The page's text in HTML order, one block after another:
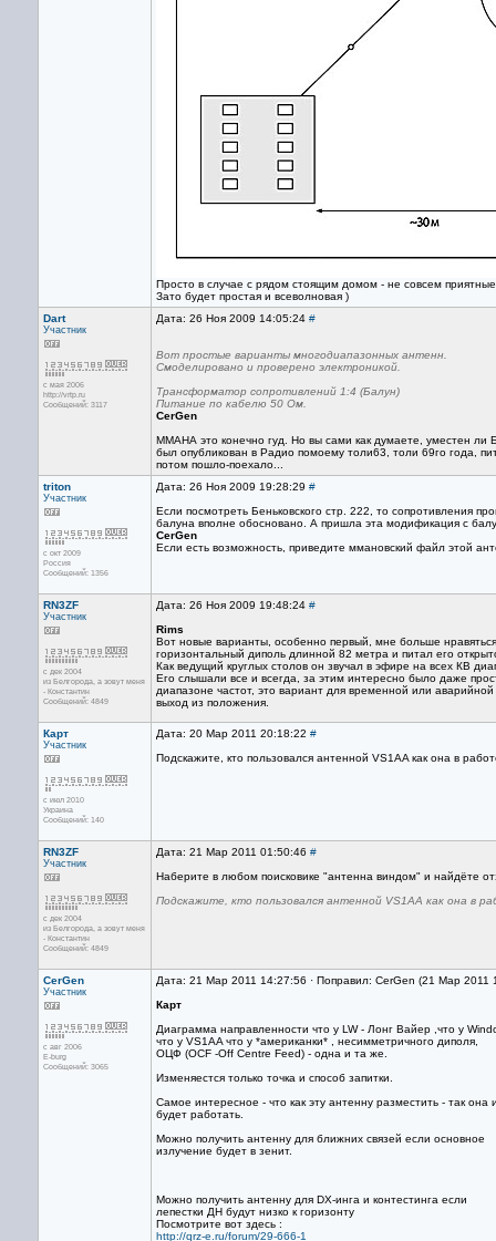
Просто в случае с рядом стоящим домом - не совсем
Зато будет простая и всеволновая )
Dart
Участник
с мая 2006
http://vrtp.ru
Сообщений: 3117
Дата: 26 Ноя 2009 14:05:24 #
Вот простые варианты многодиапазонных антенн.
Смоделировано и проверено электроникой.
Трансформатор сопротивлений 1:4 (Балун)
Питание по кабелю 50 Ом.
CerGen
ММАНА это конечно гуд. Но вы сами как думаете, уместен ли
был опубликован в Радио помоему толи63, толи 69го года,
потом пошло-поехало...
triton
Участник
с окт 2009
Россия
Сообщений: 1356
Дата: 26 Ноя 2009 19:28:29 #
Если посмотреть Беньковского стр. 222, то сопротивления
балуна вполне обосновано. А пришла эта модификация с
CerGen
Если есть возможность, приведите ммановский файл этой
RN3ZF
Участник
с дек 2004
из Белгорода, а зовут меня
- Константин
Сообщений: 4849
Дата: 26 Ноя 2009 19:48:24 #
Rims
Вот новые варианты, особенно первый, мне больше
горизонтальный диполь длинной 82 метра и питал его
Как ведущий круглых столов он звучал в эфире на всех КВ
Его слышали все и всегда, за этим интересно было даже
диапазоне частот, это вариант для временной или
выход из положения.
Карт
Участник
с июл 2010
Украина
Сообщений: 140
Дата: 20 Мар 2011 20:18:22 #
Подскажите, кто пользовался антенной VS1AA как она в
RN3ZF
Участник
с дек 2004
из Белгорода, а зовут меня
- Константин
Сообщений: 4849
Дата: 21 Мар 2011 01:50:46 #
Наберите в любом поисковике "антенна виндом" и найдёте
Подскажите, кто пользовался антенной VS1AA как она в
CerGen
Участник
с авг 2006
E-burg
Сообщений: 3065
Дата: 21 Мар 2011 14:27:56 · Поправил: CerGen (21 Мар 2011
Карт
Диаграмма направленности что у LW - Лонг Вайер ,что у
что у VS1AA что у *американки* , несимметричного диполя,
ОЦФ (OCF -Off Centre Feed) - одна и та же.
Изменяестся только точка и способ запитки.
Самое интересное - что как эту антенну разместить - так она
будет работать.
Можно получить антенну для ближних связей если основное
излучение будет в зенит.
Можно получить антенну для DX-инга и контестинга если
лепестки ДН будут низко к горизонту
Посмотрите вот здесь :
http://qrz-e.ru/forum/29-666-1